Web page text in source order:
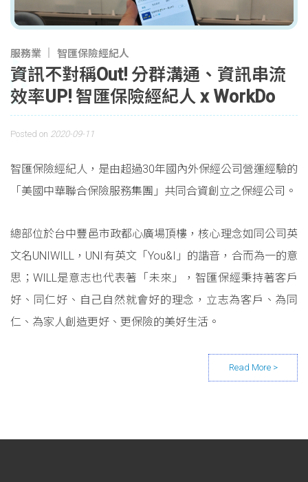
服務業 智匯保險經紀人
資訊不對稱Out! 分群溝通、資訊串流
效率UP! 智匯保險經紀人 x WorkDo
Posted on 2020-09-11
智匯保險經紀人，是由超過30年國內外保經公司營運經驗的
「美國中華聯合保險服務集團」共同合資創立之保經公司。
總部位於台中豐邑市政都心廣場頂樓，核心理念如同公司英
文名UNIWILL，UNI有英文「You&I」的諧音，合而為一的意
思；WILL是意志也代表著「未來」，智匯保經秉持著客戶
好、同仁好、自己自然就會好的理念，立志為客戶、為同
仁、為家人創造更好、更保險的美好生活。
Posts navigation